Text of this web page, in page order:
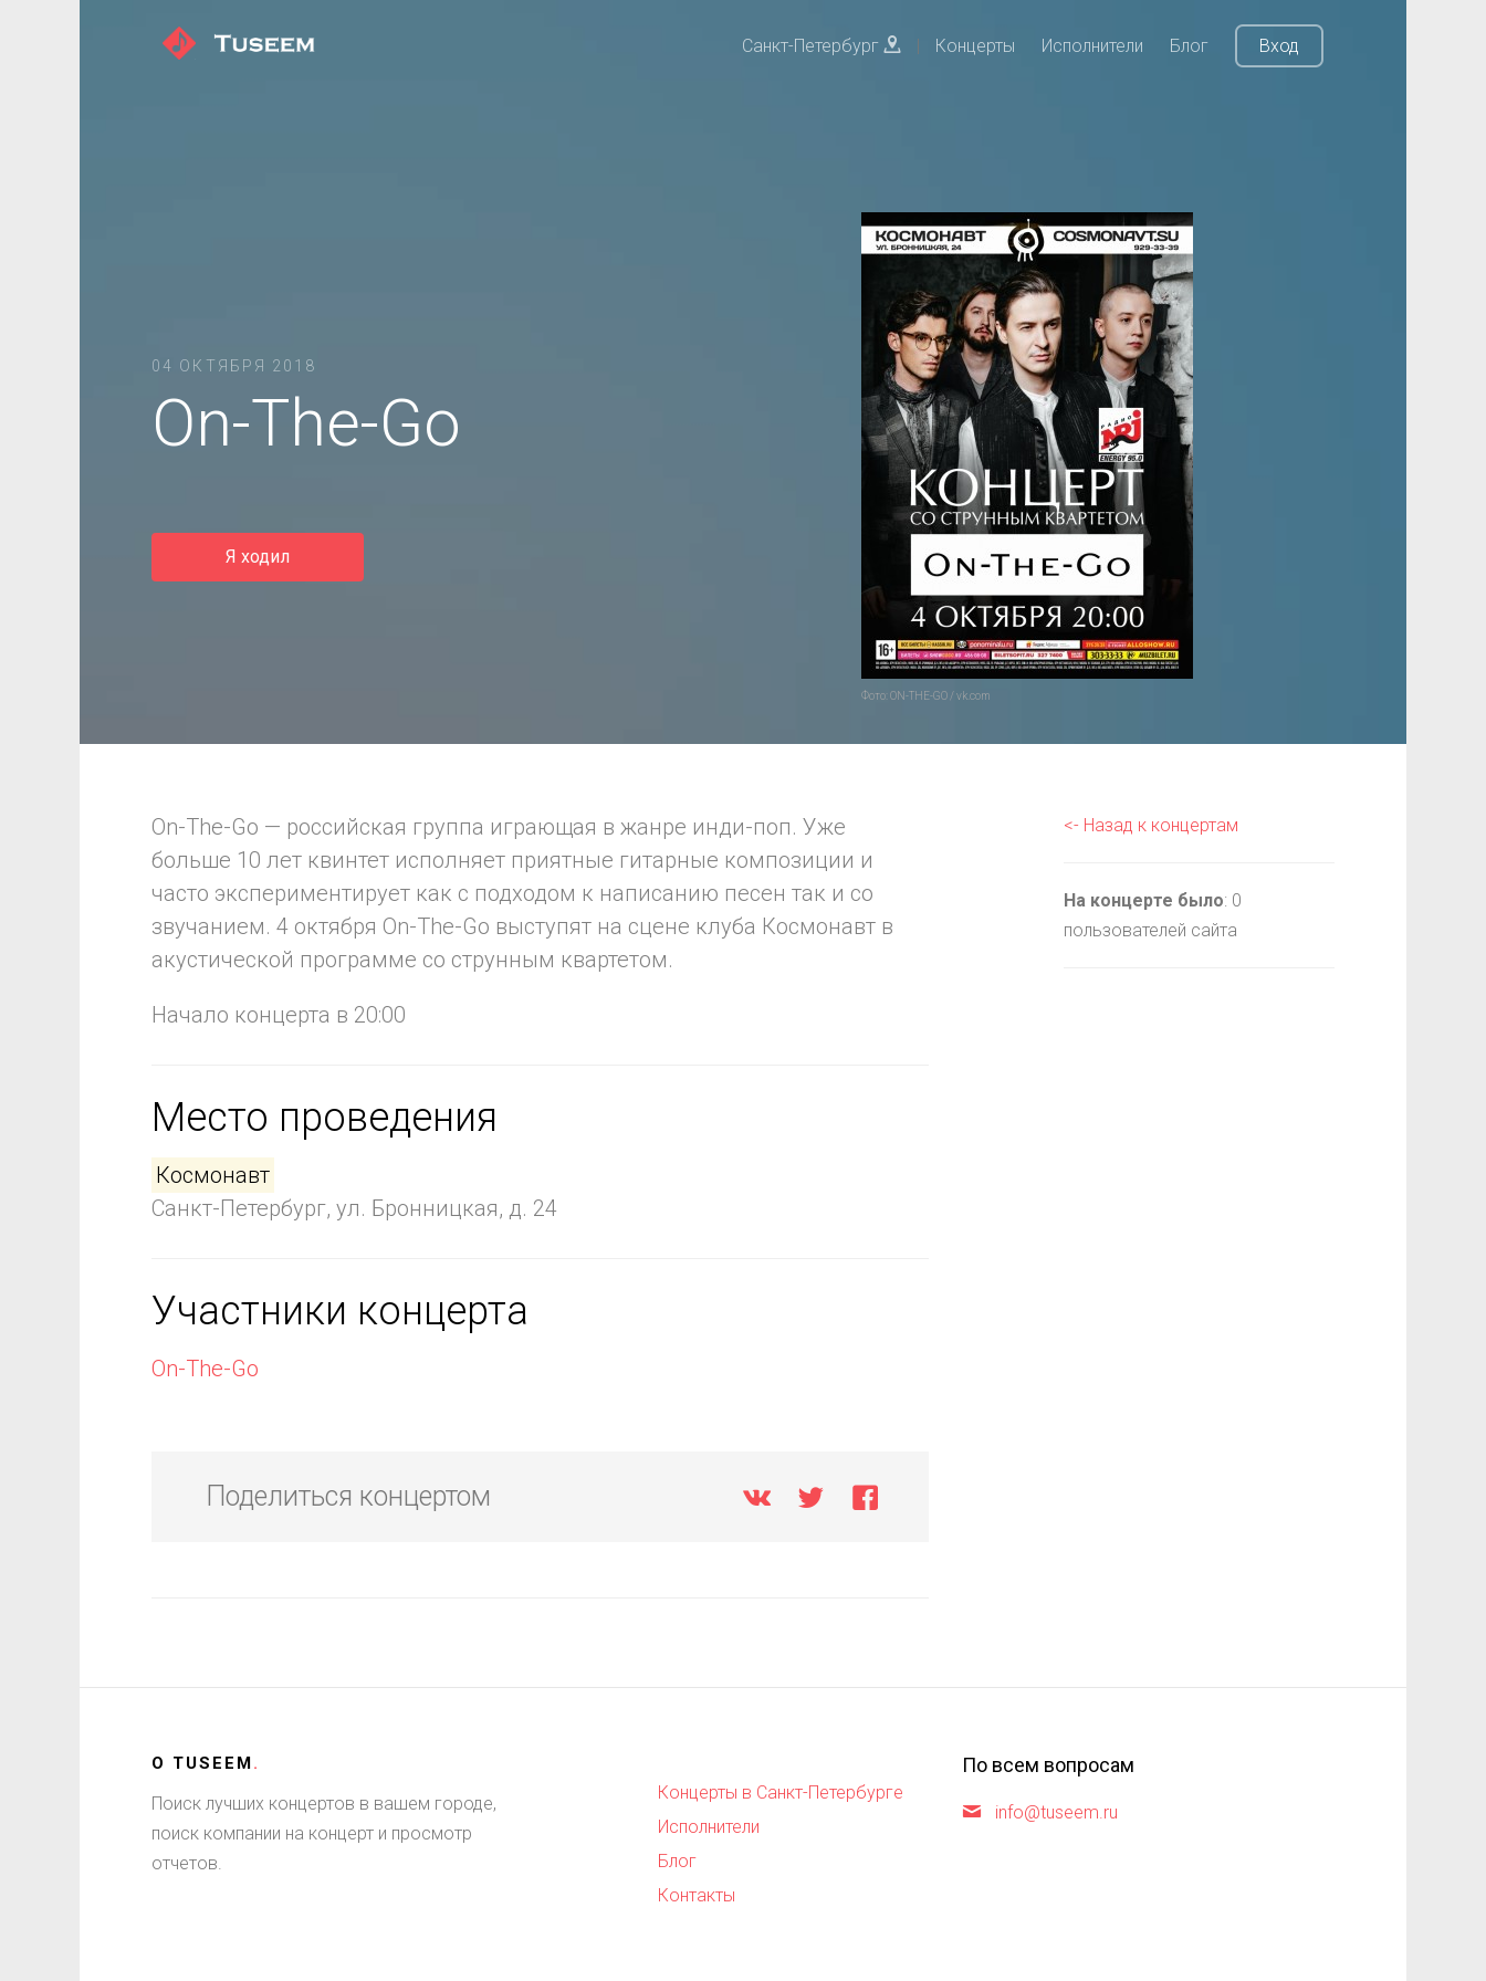
Санкт-Петербург | Концерты Исполнители Блог Вход
04 ОКТЯБРЯ 2018
On-The-Go
Я ходил
Фото: ON-THE-GO / vk.com
On-The-Go — российская группа играющая в жанре инди-поп. Уже
больше 10 лет квинтет исполняет приятные гитарные композиции и
часто экспериментирует как с подходом к написанию песен так и со
звучанием. 4 октября On-The-Go выступят на сцене клуба Космонавт в
акустической программе со струнным квартетом.
Начало концерта в 20:00
Место проведения
Космонавт
Санкт-Петербург, ул. Бронницкая, д. 24
Участники концерта
On-The-Go
Поделиться концертом
<- Назад к концертам
На концерте было: 0
пользователей сайта
О TUSEEM.
Поиск лучших концертов в вашем городе,
поиск компании на концерт и просмотр
отчетов.
Концерты в Санкт-Петербурге
Исполнители
Блог
Контакты
По всем вопросам
info@tuseem.ru